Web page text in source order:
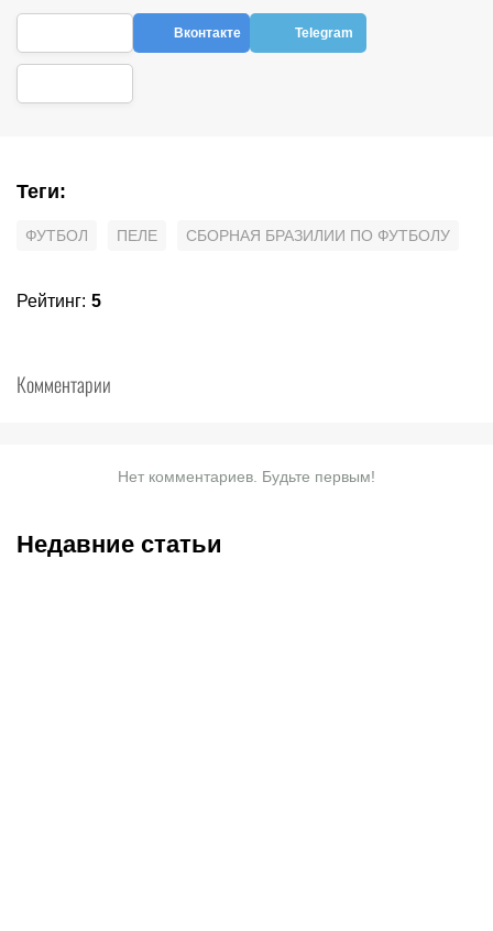
Вконтакте Telegram
Теги:
ФУТБОЛ ПЕЛЕ СБОРНАЯ БРАЗИЛИИ ПО ФУТБОЛУ
Рейтинг: 5
Комментарии
Нет комментариев. Будьте первым!
Недавние статьи